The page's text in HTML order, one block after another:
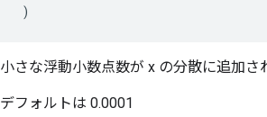
)
小さな浮動小数点数が x の分散に追加さ
デフォルトは 0.0001